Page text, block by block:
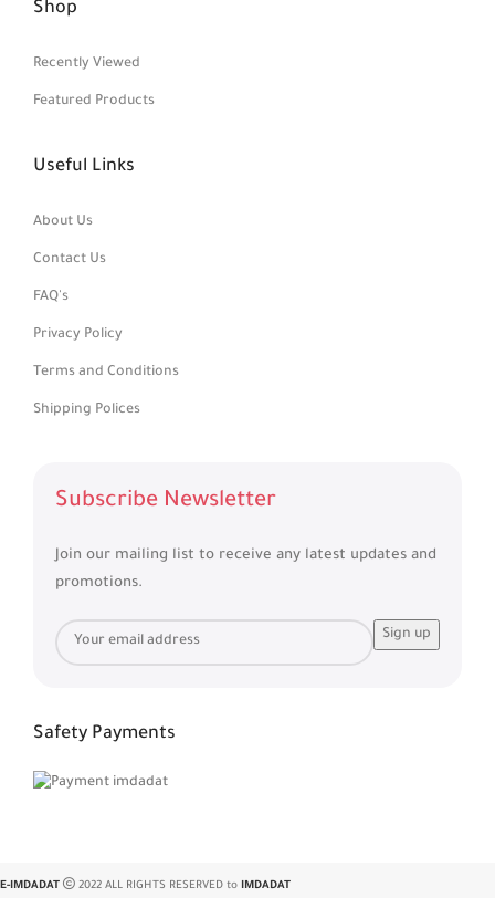
Shop
Recently Viewed
Featured Products
Useful Links
About Us
Contact Us
FAQ's
Privacy Policy
Terms and Conditions
Shipping Polices
Subscribe Newsletter
Join our mailing list to receive any latest updates and
promotions.
Safety Payments
E-IMDADAT 2022 ALL RIGHTS RESERVED to IMDADAT